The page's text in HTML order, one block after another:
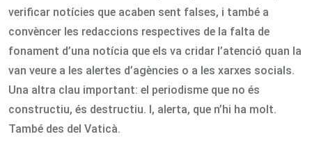
verificar notícies que acaben sent falses, i també a
convèncer les redaccions respectives de la falta de
fonament d’una notícia que els va cridar l’atenció quan la
van veure a les alertes d’agències o a les xarxes socials.
Una altra clau important: el periodisme que no és
constructiu, és destructiu. I, alerta, que n’hi ha molt.
També des del Vaticà.